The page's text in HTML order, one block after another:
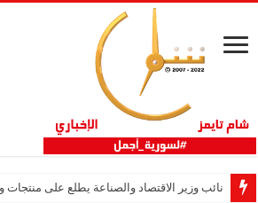
نائب وزير الاقتصاد والصناعة يطلع على منتجات